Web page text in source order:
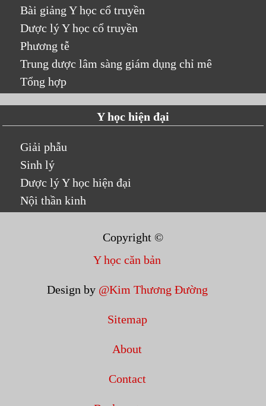
Bài giảng Y học cổ truyền
Dược lý Y học cổ truyền
Phương tễ
Trung dược lâm sàng giám dụng chỉ mê
Tổng hợp
Y học hiện đại
Giải phẫu
Sinh lý
Dược lý Y học hiện đại
Nội thần kinh
Copyright ©
Y học căn bản
Design by @Kim Thương Đường
Sitemap
About
Contact